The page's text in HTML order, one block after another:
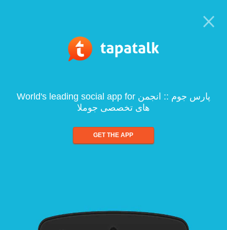
World's leading social app for پارس جوم :: انجمن
های تخصصی جوملا
GET THE APP